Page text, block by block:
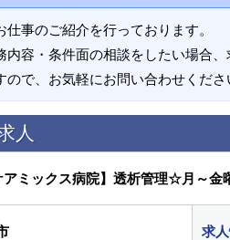
事のご紹介を行っております。
内容・条件面の相談をしたい場合
で、お気軽にお問い合わせくださ
人
アミックス病院】透析管理☆月～
求